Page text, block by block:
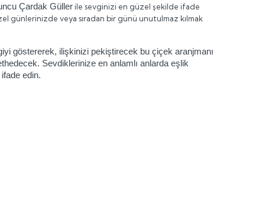
Çardak Güller ile sevginizi en güzel şekilde ifade
günlerinizde veya sıradan bir günü unutulmaz kılmak
göstererek, ilişkinizi pekiştirecek bu çiçek aranjmanı
Sevdiklerinize en anlamlı anlarda eşlik
edin.